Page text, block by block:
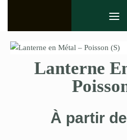
Lanterne
À partir de